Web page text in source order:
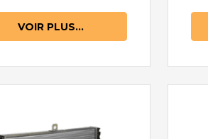
VOIR PLUS...